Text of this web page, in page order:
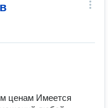
ценам Имеется